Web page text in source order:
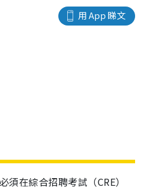
用 App 睇文
須在綜合招聘考試（CRE）